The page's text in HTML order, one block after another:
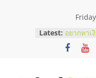
Latest: อยากหา
เริ่มยังไ
สัมมนาอ